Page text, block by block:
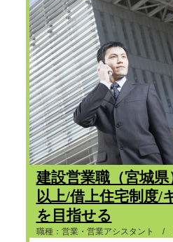
建設営業職（宮城県
以上/借上住宅制度/
を目指せる
職種：営業・営業アシスタント /